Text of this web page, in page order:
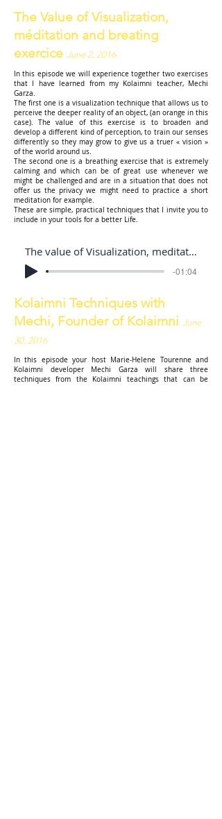
The Value of Visualization,
méditation and breating
exercice June 2, 2016
In this episode we will experience together two exercises
that I have learned from my Kolaimni teacher, Mechi
Garza.
The first one is a visualization technique that allows us to
perceive the deeper reality of an object, (an orange in this
case). The value of this exercise is to broaden and
develop a different kind of perception, to train our senses
differently so they may grow to give us a truer « vision »
of the world around us.
The second one is a breathing exercise that is extremely
calming and which can be of great use whenever we
might be challenged and are in a situation that does not
offer us the privacy we might need to practice a short
meditation for example.
These are simple, practical techniques that I invite you to
include in your tools for a better Life.
The value of Visualization, meditation and breathing exercice
-01:04
Kolaimni Techniques with
Mechi, Founder of Kolaimni June
30, 2016
In this episode your host Marie-Helene Tourenne and
Kolaimni developer Mechi Garza will share three
techniques from the Kolaimni teachings that can be